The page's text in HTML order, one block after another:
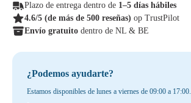
Plazo de entrega dentro de 1–5 días hábiles
4.6/5 (de más de 500 reseñas) op TrustPilot
Envío gratuito dentro de NL & BE
¿Podemos ayudarte?
Estamos disponibles de lunes a viernes de 09:00 a 17:00.